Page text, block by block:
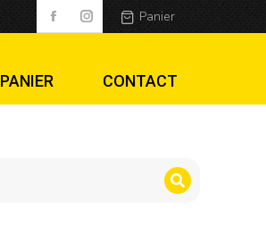
Panier
PANIER CONTACT